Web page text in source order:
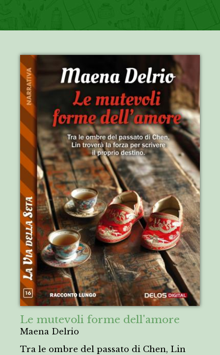
Le mutevoli forme dell'amore
Maena Delrio
Tra le ombre del passato di Chen, Lin